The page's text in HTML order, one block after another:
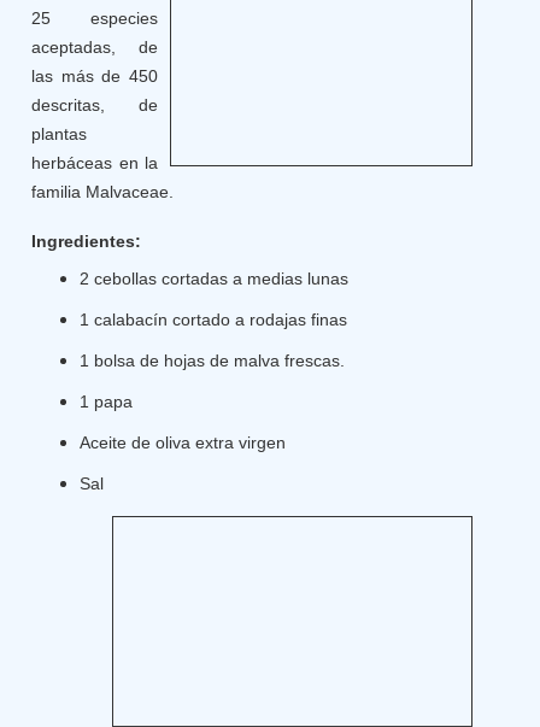
25 especies
aceptadas, de
las más de 450
descritas, de
plantas
herbáceas en la
familia Malvaceae.
Ingredientes:
2 cebollas cortadas a medias lunas
1 calabacín cortado a rodajas finas
1 bolsa de hojas de malva frescas.
1 papa
Aceite de oliva extra virgen
Sal